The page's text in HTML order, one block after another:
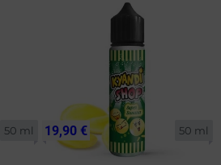
50 ml 50 ml
19,90 €